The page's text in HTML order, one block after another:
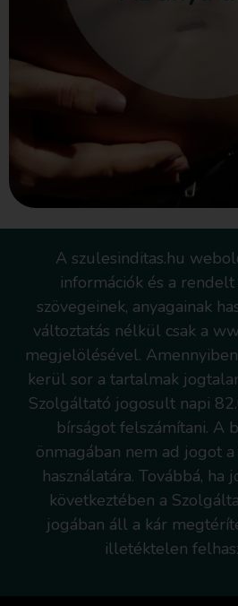
A szulesinditas.hu
információk és a
szövegeinek, anyagainak
változtatás nélkül csak a
megjelölésével.
kerül sor a tartalmak
Szolgáltató jogosult napi
bírságot felszámítani. A
önmagában nem ad jogot
használatára. Továbbá, ha
következtében a
jogában áll a kár
illetéktelen